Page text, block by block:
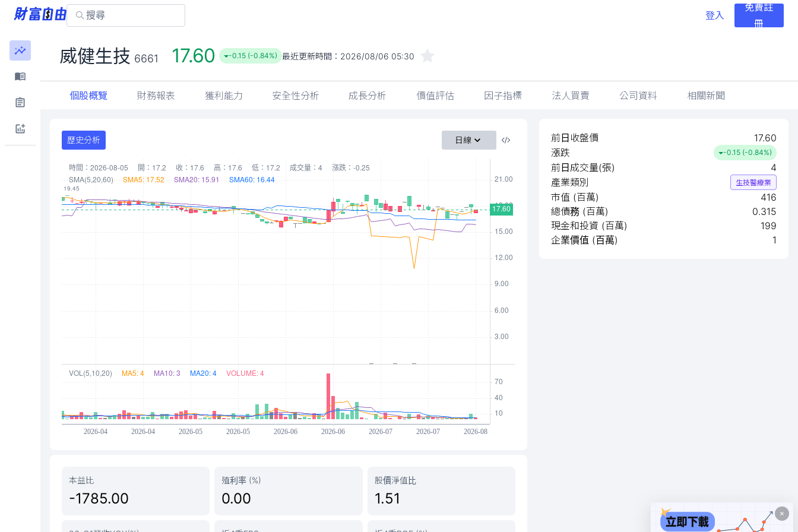
登入
免費註
冊
威健生技 6661 17.60 -0.15 (-0.84%) 最近更新時間： 2026/08/06 05:30
個股概覽 財務報表 獲利能力 安全性分析 成長分析 價值評估 因子指標 法人買賣 公司資料 相關新聞
歷史分析 日線
本益比
-1785.00
殖利率 (%)
0.00
股價淨值比
1.51
前日收盤價
17.60
漲跌
-0.15 (-0.84%)
前日成交量(張)
4
產業類別
生技醫療業
市值 (百萬)
416
總債務 (百萬)
0.315
現金和投資 (百萬)
199
企業價值 (百萬)
1